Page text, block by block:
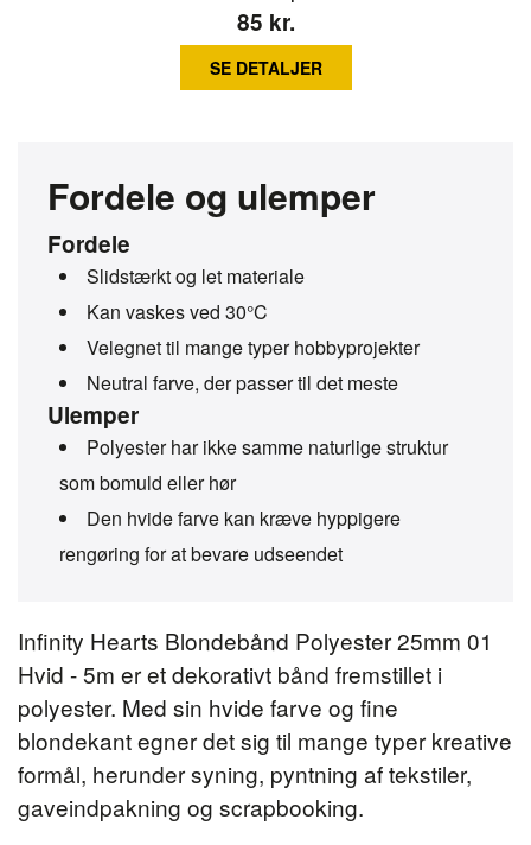
Infinity Hearts Blondebånd Polyester 25mm 01
Hvid - 5m er et dekorativt bånd fremstillet i
polyester. Med sin hvide farve og fine
blondekant egner det sig til mange typer kreative
formål, herunder syning, pyntning af tekstiler,
gaveindpakning og scrapbooking.
Fordele og ulemper
Fordele
Slidstærkt og let materiale
Kan vaskes ved 30°C
Velegnet til mange typer hobbyprojekter
Neutral farve, der passer til det meste
Ulemper
Polyester har ikke samme naturlige struktur
som bomuld eller hør
Den hvide farve kan kræve hyppigere
rengøring for at bevare udseendet
85 kr.
SE DETALJER